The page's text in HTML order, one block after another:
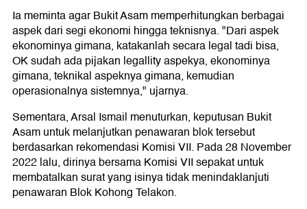
Ia meminta agar Bukit Asam memperhitungkan berbagai
aspek dari segi ekonomi hingga teknisnya. "Dari aspek
ekonominya gimana, katakanlah secara legal tadi bisa,
OK sudah ada pijakan legallity aspekya, ekonominya
gimana, teknikal aspeknya gimana, kemudian
operasionalnya sistemnya," ujarnya.
Sementara, Arsal Ismail menuturkan, keputusan Bukit
Asam untuk melanjutkan penawaran blok tersebut
berdasarkan rekomendasi Komisi VII. Pada 28 November
2022 lalu, dirinya bersama Komisi VII sepakat untuk
membatalkan surat yang isinya tidak menindaklanjuti
penawaran Blok Kohong Telakon.